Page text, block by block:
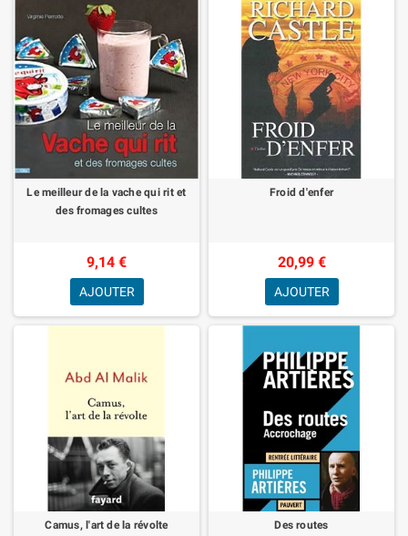
Le meilleur de la vache qui rit et
des fromages cultes
9,14 €
AJOUTER
Froid d'enfer
20,99 €
AJOUTER
Camus, l'art de la révolte Des routes